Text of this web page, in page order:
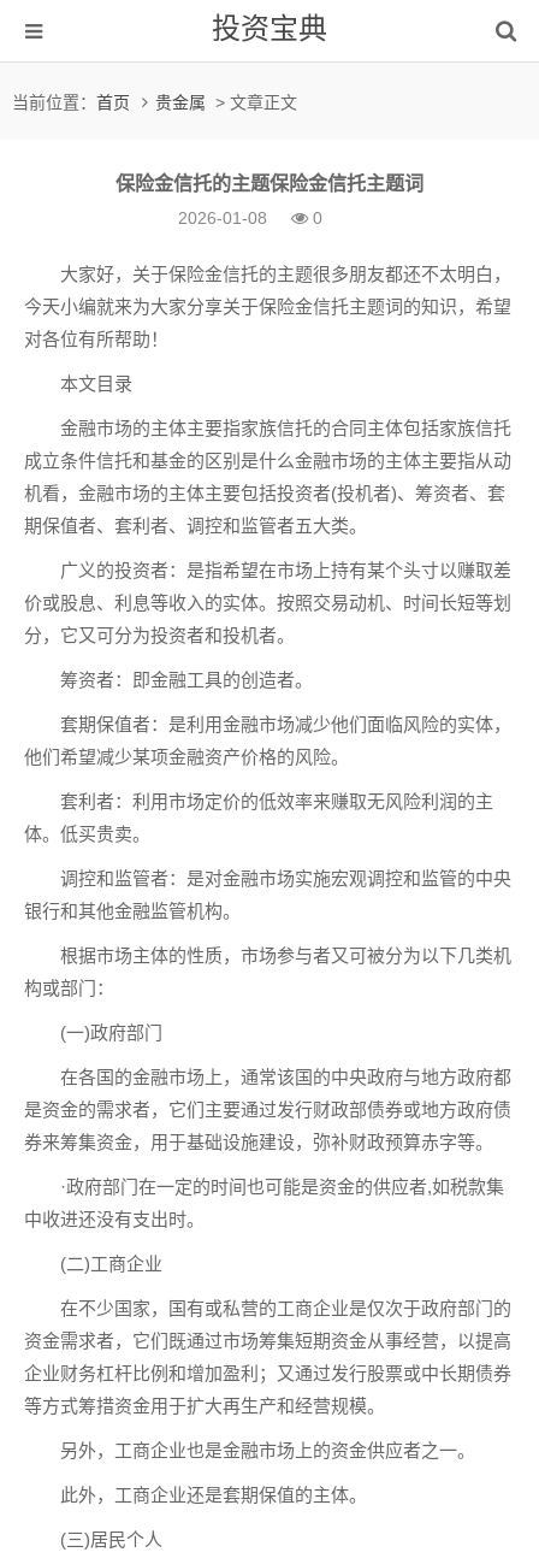
投资宝典
当前位置： 首页 贵金属 > 文章正文
保险金信托的主题保险金信托主题词
2026-01-08 0
大家好，关于保险金信托的主题很多朋友都还不太明白，
今天小编就来为大家分享关于保险金信托主题词的知识，希望
对各位有所帮助！
本文目录
金融市场的主体主要指家族信托的合同主体包括家族信托
成立条件信托和基金的区别是什么金融市场的主体主要指从动
机看，金融市场的主体主要包括投资者(投机者)、筹资者、套
期保值者、套利者、调控和监管者五大类。
广义的投资者：是指希望在市场上持有某个头寸以赚取差
价或股息、利息等收入的实体。按照交易动机、时间长短等划
分，它又可分为投资者和投机者。
筹资者：即金融工具的创造者。
套期保值者：是利用金融市场减少他们面临风险的实体，
他们希望减少某项金融资产价格的风险。
套利者：利用市场定价的低效率来赚取无风险利润的主
体。低买贵卖。
调控和监管者：是对金融市场实施宏观调控和监管的中央
银行和其他金融监管机构。
根据市场主体的性质，市场参与者又可被分为以下几类机
构或部门：
(一)政府部门
在各国的金融市场上，通常该国的中央政府与地方政府都
是资金的需求者，它们主要通过发行财政部债券或地方政府债
券来筹集资金，用于基础设施建设，弥补财政预算赤字等。
·政府部门在一定的时间也可能是资金的供应者,如税款集
中收进还没有支出时。
(二)工商企业
在不少国家，国有或私营的工商企业是仅次于政府部门的
资金需求者，它们既通过市场筹集短期资金从事经营，以提高
企业财务杠杆比例和增加盈利；又通过发行股票或中长期债券
等方式筹措资金用于扩大再生产和经营规模。
另外，工商企业也是金融市场上的资金供应者之一。
此外，工商企业还是套期保值的主体。
(三)居民个人